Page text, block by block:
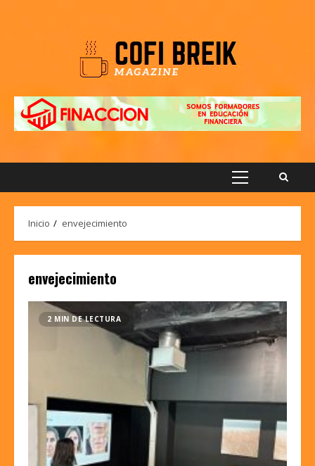
Menú
Inicio envejecimiento
envejecimiento
2 MIN DE LECTURA